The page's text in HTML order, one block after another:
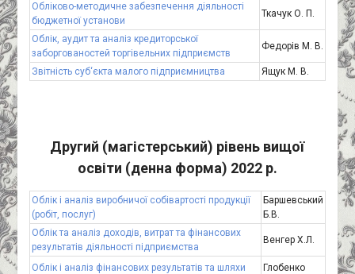
Обліково-методичне забезпечення діяльності
бюджетної установи
Ткачук О. П.
Облік, аудит та аналіз кредиторської
заборгованостей торгівельних підприємств
Федорів М. В.
Звітність суб‘єкта малого підприємництва Ящук М. В.
Другий (магістерський) рівень вищої
освіти (денна форма) 2022 р.
Облік і аналіз виробничої собівартості продукції
(робіт, послуг)
Баршевський
Б.В.
Облік та аналіз доходів, витрат та фінансових
результатів діяльності підприємства
Венгер Х.Л.
Облік і аналіз фінансових результатів та шляхи
Глобенко